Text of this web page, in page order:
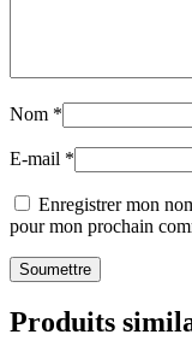
Nom *
E-mail *
Enregistrer mon
pour mon prochain
Produits